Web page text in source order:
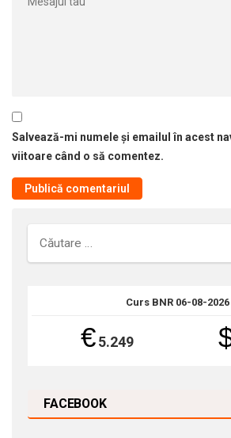
Salvează-mi numele și emailul în acest
viitoare când o să comentez.
Curs BNR 06-08-2026
€5.249
FACEBOOK